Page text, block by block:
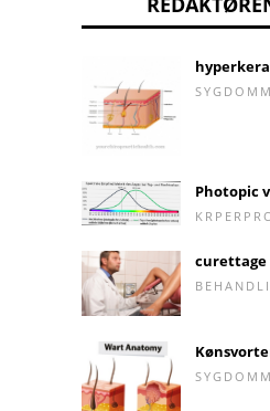
Photopic
curettage